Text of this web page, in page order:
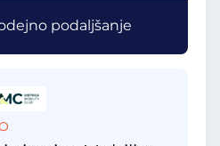
podaljšanje